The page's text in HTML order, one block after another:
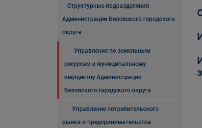
Структурные подразделения
Администрации Беловского городского
округа
Управление по земельным
ресурсам и муниципальному
имуществу Администрации
Беловского городского округа
Управление потребительского
рынка и предпринимательства